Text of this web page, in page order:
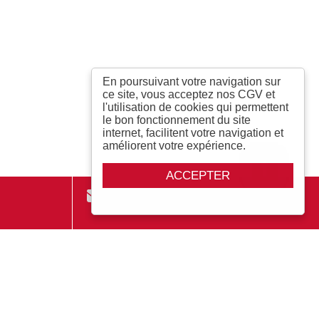
ACCEPTER
En poursuivant votre navigation sur
ce site, vous acceptez nos CGV et
l'utilisation de cookies qui permettent
le bon fonctionnement du site
internet, facilitent votre navigation et
améliorent votre expérience.